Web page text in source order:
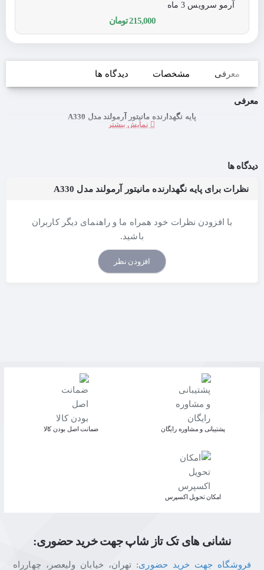
آرمو سرویس 3 ماه
215,000 تومان
معرفی مشخصات دیدگاه ها
معرفی
پایه نگهدارنده مانیتور آرمولند مدل A330
دیدگاه ها
نظرات برای پایه نگهدارنده مانیتور آرمولند مدل A330
با افزودن نظرات خود همراه ما و راهنمای دیگر کاربران
باشید.
افزودن نظر
پشتیبانی و مشاوره رایگان ﺿﻤﺎﻧﺖ اﺻﻞ ﺑﻮدن ﮐﺎﻟﺎ
اﻣﮑﺎن ﺗﺤﻮﯾﻞ اﮐﺴﭙﺮس
نشانی های تک تاز شاپ جهت خرید حضوری:
فروشگاه جهت خرید حضوری: تهران، خیابان ولیعصر، چهارراه